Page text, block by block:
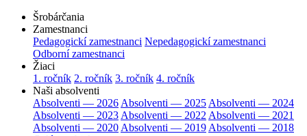
Šrobárčania
Zamestnanci
Pedagogickí zamestnanci Nepedagogickí zamestnanci
Odborní zamestnanci
Žiaci
1. ročník 2. ročník 3. ročník 4. ročník
Naši absolventi
Absolventi — 2026 Absolventi — 2025 Absolventi — 2024
Absolventi — 2023 Absolventi — 2022 Absolventi — 2021
Absolventi — 2020 Absolventi — 2019 Absolventi — 2018